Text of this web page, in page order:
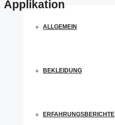
ALLGEMEIN
BEKLEIDUNG
ERFAHRUNGSBERICHTE
Applikation